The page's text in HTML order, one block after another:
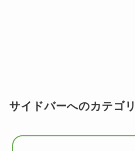
サイドバーへのカテゴ